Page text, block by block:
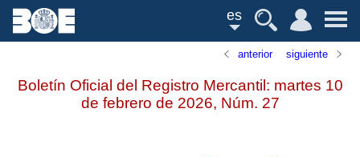
es
anterior siguiente
Boletín Oficial del Registro Mercantil: martes 10
de febrero de 2026, Núm. 27